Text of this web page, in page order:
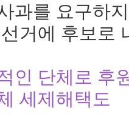
과를 요구하
거에 후보로
인 단체로 후
세제해택도